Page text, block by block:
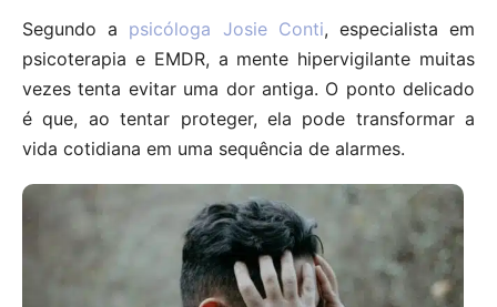
Segundo a psicóloga Josie Conti, especialista em
psicoterapia e EMDR, a mente hipervigilante muitas
vezes tenta evitar uma dor antiga. O ponto delicado
é que, ao tentar proteger, ela pode transformar a
vida cotidiana em uma sequência de alarmes.